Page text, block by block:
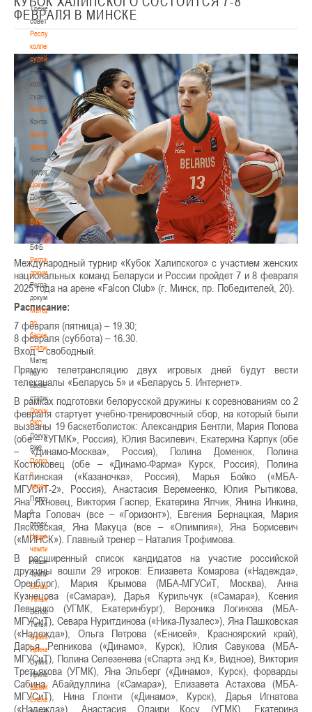
Тренерский
совет
Республиканская
коллегия
судей
Республиканская
коллегия
судей
Контакты
Контакты
Контакты
федерации
Контакты
федерации
Документы
Документы
Устав
БФБ
Устав
БФБ
Регламентирующие
документы
Регламентирующие
документы
Материалы
по
баскетбольной
статистике
Материалы
по
баскетбольной
статистике
Документы
РКС
Документы
РКС
Положение
о
переходах
Положение
о
переходах
Наши
чемпионы
Наши
чемпионы
Белошапко
Татьяна
Белошапко
Татьяна
Сумникова
Ирина
Сумникова
Ирина
Швайбович
Елена
ФЕВРАЛЯ В МИНСКЕ
Международный турнир «Кубок Халипского» с участием женских
национальных команд Беларуси и России пройдет 7 и 8 февраля
2025 года на арене «Falcon Club» (г. Минск, пр. Победителей, 20).
Расписание:
7 февраля (пятница) – 19.30;
8 февраля (суббота) – 16.30.
Вход – свободный.
Прямую телетрансляцию двух игровых дней будут вести
телеканалы «Беларусь 5» и «Беларусь 5. Интернет».
В рамках подготовки белорусской дружины к соревнованиям со 2
февраля стартует учебно-тренировочный сбор, на который были
вызваны 19 баскетболисток: Александрия Бентли, Мария Попова
(обе – «УГМК», Россия), Юлия Василевич, Екатерина Карпук (обе
– «Динамо-Москва», Россия), Полина Доменюк, Полина
Костюковец (обе – «Динамо-Фарма» Курск, Россия), Полина
Катлинская («Казаночка», Россия), Марья Бойко («МБА-
МГУСиТ-2», Россия), Анастасия Веремеенко, Юлия Рытикова,
Яна Яхновец, Виктория Гаспер, Екатерина Ялчик, Янина Инкина,
Марта Головач (все – «Горизонт»), Евгения Бернацкая, Мария
Лясковская, Яна Макуца (все – «Олимпия»), Яна Борисевич
(«МИНСК»). Главный тренер – Наталия Трофимова.
В расширенный список кандидатов на участие российской
дружины вошли 29 игроков: Елизавета Комарова («Надежда»,
Оренбург), Мария Крымова (МБА-МГУСиТ, Москва), Анна
Кузнецова («Самара»), Дарья Курильчук («Самара»), Ксения
Левченко (УГМК, Екатеринбург), Вероника Логинова (МБА-
МГУСиТ), Севара Нуритдинова («Ника-Лузалес»), Яна Пашковская
(«Надежда»), Ольга Петрова («Енисей», Красноярский край),
Дарья Репникова («Динамо», Курск), Юлия Савукова (МБА-
МГУСиТ), Полина Селезенева («Спарта энд К», Видное), Виктория
Третьякова (УГМК), Яна Эльберг («Динамо», Курск), форварды
Сабина Абайдуллина («Самара»), Елизавета Астахова (МБА-
МГУСиТ), Нина Глонти («Динамо», Курск), Дарья Игнатова
(«Надежда»), Анастасия Олаири Косу (УГМК), Екатерина